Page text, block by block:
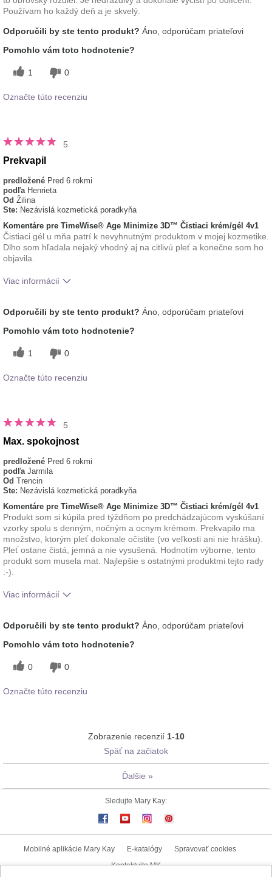
Používam ho každý deň a je skvelý.
Odporučili by ste tento produkt? Áno, odporúčam priateľovi
Pomohlo vám toto hodnotenie?
1 0
Označte túto recenziu
5
Prekvapil
predložené Pred 6 rokmi
podľa Henrieta
Od Žilina
Ste: Nezávislá kozmetická poradkyňa
Komentáre pre TimeWise® Age Minimize 3D™ Čistiaci krém/gél 4v1
Čistiaci gél u mňa patrí k nevyhnutným produktom v mojej kozmetike.
Dlho som hľadala nejaký vhodný aj na citlivú pleť a konečne som ho
objavila.
Viac informácií
používaním tohto prípravku?
Príjemný pocit na pokožke
Odporučili by ste tento produkt? Áno, odporúčam priateľovi
Pomohlo vám toto hodnotenie?
1 0
Označte túto recenziu
5
Max. spokojnost
predložené Pred 6 rokmi
podľa Jarmila
Od Trencin
Ste: Nezávislá kozmetická poradkyňa
Komentáre pre TimeWise® Age Minimize 3D™ Čistiaci krém/gél 4v1
Produkt som si kúpila pred týždňom po predchádzajúcom vyskúšaní
vzorky spolu s denným, nočným a ocnym krémom. Prekvapilo ma
množstvo, ktorým pleť dokonale očistite (vo veľkosti ani nie hrášku).
Pleť ostane čistá, jemná a nie vysušená. Hodnotím výborne, tento
produkt som musela mat. Najlepšie s ostatnými produktmi tejto rady
:-).
Viac informácií
tohto prípravku?
pokožke
Odporučili by ste tento produkt? Áno, odporúčam priateľovi
Pomohlo vám toto hodnotenie?
0 0
Označte túto recenziu
Zobrazenie recenzií 1-10
Späť na začiatok
Ďalšie »
Sledujte Mary Kay:
Mobilné aplikácie Mary Kay E-katalógy
Spravovať cookies
Kontaktujte MK